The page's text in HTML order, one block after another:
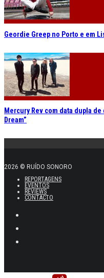
Geordie Greep no Porto e em
Mercury Rev com data dupla
Dream”
2026 © RUÍDO SONORO
REPORTAGENS
EVENTOS
REVIEWS
CONTACTO